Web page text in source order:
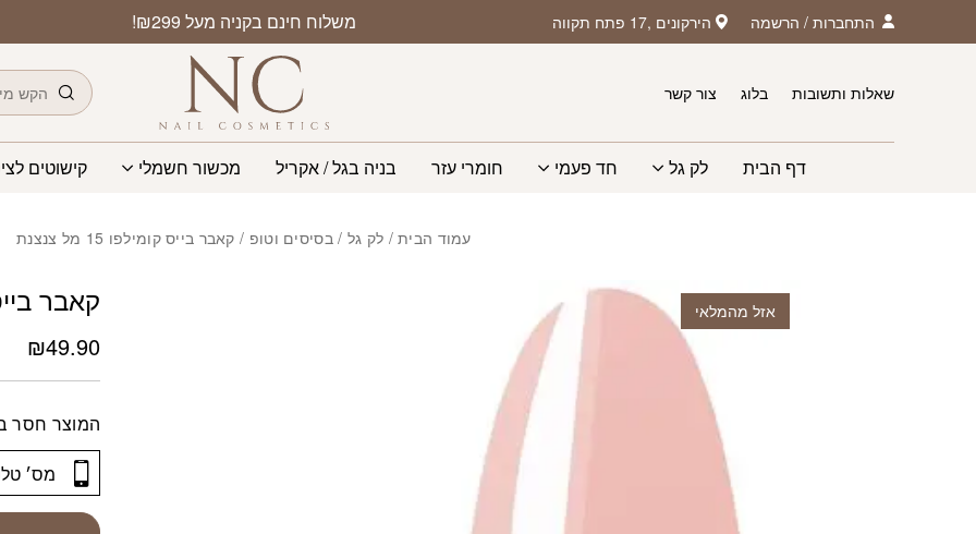
Skip to Content משלוח חינם בקניה מעל ₪299! התחברות / הרשמה הירקונים ,17 פתח תקווה
חיפוש
שאלות ותשובות
בלוג צור קשר
דף הבית לק גל חד פעמי חומרי עזר בניה בגל / אקריל מכשור חשמלי קישוטים
עמוד הבית/ לק גל /בסיסים וטופ / קאבר בייס קומילפו 15 מל צנצנת
קאבר בייס
₪49.90
המוצר חסר
אזל מהמלאי
בחזרה למעלה